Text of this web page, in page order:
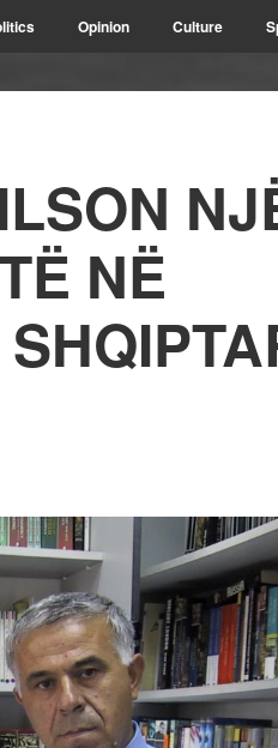
Opinion Culture
NË